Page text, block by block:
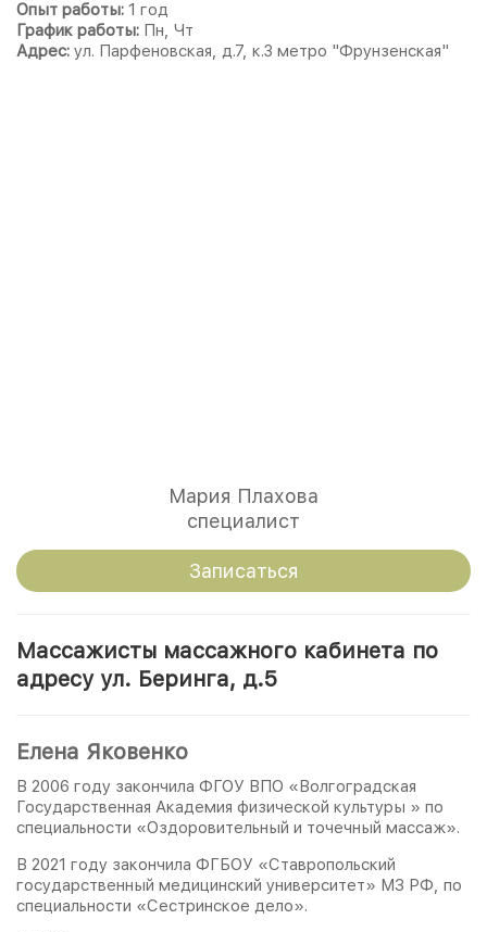
Опыт работы: 1 год
График работы: Пн, Чт
Адрес: ул. Парфеновская, д.7, к.3 метро "Фрунзенская"
Мария Плахова
специалист
Записаться
Массажисты массажного кабинета по
адресу ул. Беринга, д.5
Елена Яковенко
В 2006 году закончила ФГОУ ВПО «Волгоградская
Государственная Академия физической культуры » по
специальности «Оздоровительный и точечный массаж».
В 2021 году закончила ФГБОУ «Ставропольский
государственный медицинский университет» МЗ РФ, по
специальности «Сестринское дело».